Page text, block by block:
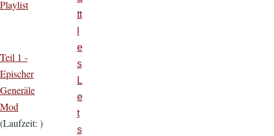
Playlist
Teil 1 -
Epischer
Generäle
Mod
(Laufzeit: )
tt
e
s
L
e
t
s